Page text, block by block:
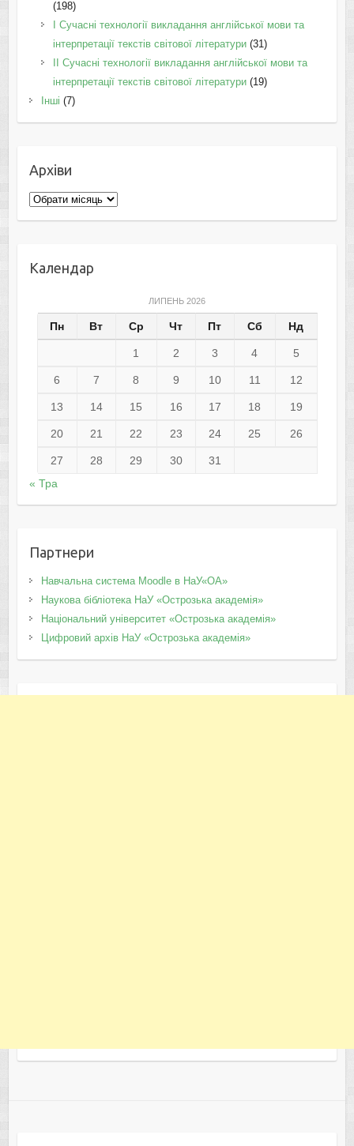
(198)
I Cучасні технології викладання англійської мови та
інтерпретації текстів світової літератури(31)
II Cучасні технології викладання англійської мови та
інтерпретації текстів світової літератури(19)
Інші (7)
Архіви
Архіви
Календар
ЛИПЕНЬ 2026
Пн Вт Ср Чт Пт Сб Нд
1 2 3 4 5
6 7 8 9 10 11 12
13 14 15 16 17 18 19
20 21 22 23 24 25 26
27 28 29 30
31
« Тра
Партнери
Навчальна система Moodle в НаУ«ОА»
Наукова бібліотека НаУ «Острозька академія»
Національний університет «Острозька академія»
Цифровий архів НаУ «Острозька академія»